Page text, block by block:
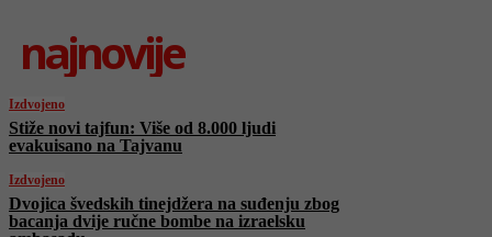
najnovije
Izdvojeno
Stiže novi tajfun: Više od 8.000 ljudi
evakuisano na Tajvanu
Izdvojeno
Dvojica švedskih tinejdžera na suđenju zbog
bacanja dvije ručne bombe na izraelsku